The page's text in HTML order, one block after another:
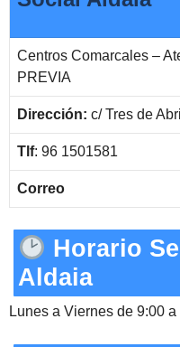
Centros Comarcales –
PREVIA
Dirección: c/ Tres de
Tlf: 96 1501581
Correo
Horario
Aldaia
Lunes a Viernes de 9:00